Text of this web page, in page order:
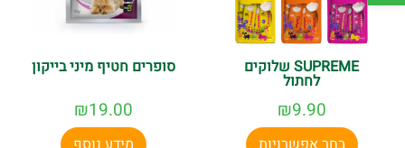
SUPREME שלוקים
לחתול
₪9.90
סופרים חטיף מיני בייקון
₪19.00